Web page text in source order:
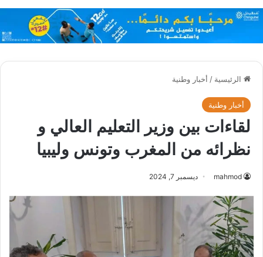
الرئيسية / أخبار وطنية
أخبار وطنية
لقاءات بين وزير التعليم العالي و
نظرائه من المغرب وتونس وليبيا
mahmod ديسمبر 7, 2024